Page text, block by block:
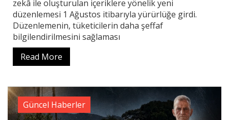
zekâ ile oluşturulan içeriklere yönelik yeni
düzenlemesi 1 Ağustos itibarıyla yürürlüğe girdi.
Düzenlemenin, tüketicilerin daha şeffaf
bilgilendirilmesini sağlaması
Read More
Güncel Haberler